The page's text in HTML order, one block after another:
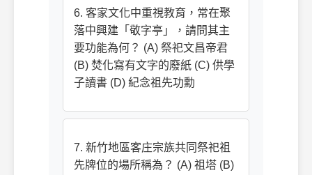
6. 客家文化中重視教育，常在聚
落中興建「敬字亭」，請問其主
要功能為何？ (A) 祭祀文昌帝君
(B) 焚化寫有文字的廢紙 (C) 供學
子讀書 (D) 紀念祖先功勳
7. 新竹地區客庄宗族共同祭祀祖
先牌位的場所稱為？ (A) 祖塔 (B)